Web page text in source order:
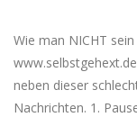
Wie man NICHT
neben dieser
Nachrichten. 1.